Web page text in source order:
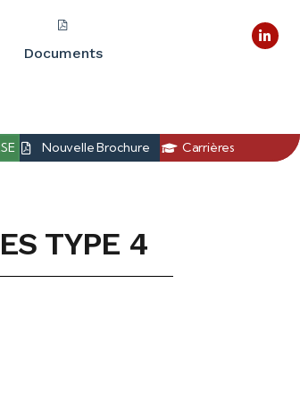
Documents
Nouvelle Brochure Carrières
TYPE 4